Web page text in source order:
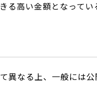
高い金額となってい
異なる上、一般には